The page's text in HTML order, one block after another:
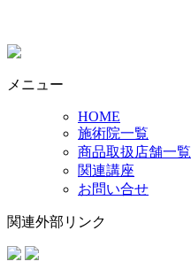
メニュー
HOME
施術院一覧
商品取扱店舗一覧
関連講座
お問い合せ
関連外部リンク